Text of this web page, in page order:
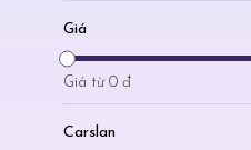
Giá
Giá từ 0 đ
Carslan